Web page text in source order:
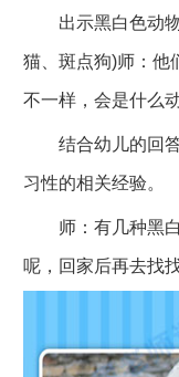
出示黑白色动物
猫、斑点狗)师：他
不一样，会是什么
结合幼儿的回答
习性的相关经验。
师：有几种黑白
呢，回家后再去找找